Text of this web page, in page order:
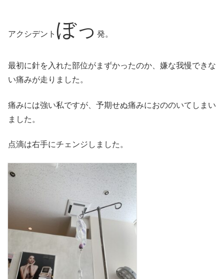
アクシデント ぼっ 発。
最初に針を入れた部位がまずかったのか、嫌な我慢できな
い痛みが走りました。
痛みには強い私ですが、予期せぬ痛みにおののいてしまい
ました。
点滴は右手にチェンジしました。